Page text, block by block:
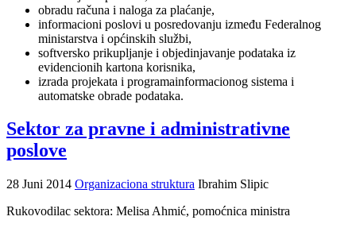
obradu računa i naloga za plaćanje,
informacioni poslovi u posredovanju između Federalnog
ministarstva i općinskih službi,
softversko prikupljanje i objedinjavanje podataka iz
evidencionih kartona korisnika,
izrada projekata i programainformacionog sistema i
automatske obrade podataka.
Sektor za pravne i administrativne
poslove
28 Juni 2014 Organizaciona struktura Ibrahim Slipic
Rukovodilac sektora: Melisa Ahmić, pomoćnica ministra